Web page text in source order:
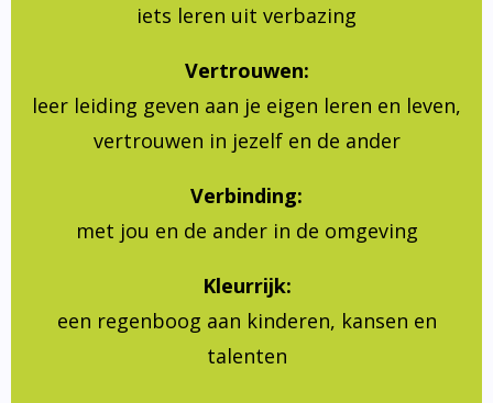
iets leren uit verbazing
Vertrouwen:
leer leiding geven aan je eigen leren en leven,
vertrouwen in jezelf en de ander
Verbinding:
met jou en de ander in de omgeving
Kleurrijk:
een regenboog aan kinderen, kansen en
talenten